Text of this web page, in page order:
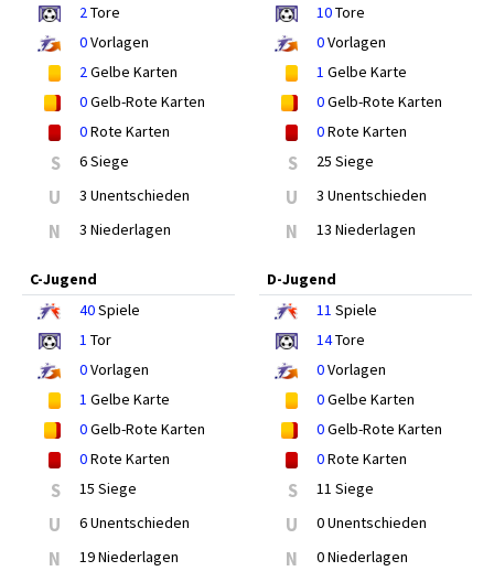
2Tore
0Vorlagen
2Gelbe Karten
0Gelb-Rote Karten
0Rote Karten
S 6 Siege
U 3 Unentschieden
N 3 Niederlagen
10Tore
0Vorlagen
1 Gelbe Karte
0Gelb-Rote Karten
0Rote Karten
S 25 Siege
U 3 Unentschieden
N 13 Niederlagen
C-Jugend
40Spiele
1 Tor
0Vorlagen
1 Gelbe Karte
0Gelb-Rote Karten
0Rote Karten
S 15 Siege
U 6 Unentschieden
N 19 Niederlagen
D-Jugend
11 Spiele
14Tore
0Vorlagen
0Gelbe Karten
0Gelb-Rote Karten
0Rote Karten
S 11 Siege
U 0 Unentschieden
N 0 Niederlagen